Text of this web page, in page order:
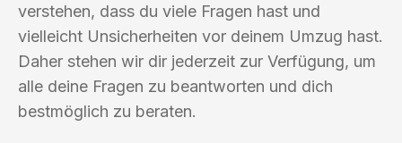
verstehen, dass du viele Fragen hast und
vielleicht Unsicherheiten vor deinem Umzug hast.
Daher stehen wir dir jederzeit zur Verfügung, um
alle deine Fragen zu beantworten und dich
bestmöglich zu beraten.